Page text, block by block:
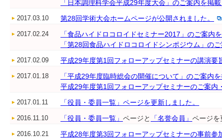
「日本調理科学会平成29年度大会」のご案内を掲
2017.03.10 第28回学術大会ホームページが公開されました。
2017.02.24
「食品ハイドロコロイドセミナー2017」のご案内
「第28回食品ハイドロコロイドシンポジウム」の
2017.02.09 平成29年度第1回フォローアップセミナーの講演要
2017.01.18
「平成29年度臨時総会の開催について」のご案内
平成29年度第1回フォローアップセミナーのご案内
2017.01.11 「役員・委員一覧」ページを更新しました。
2016.11.10 「役員・委員一覧」 ページと 「名誉会員」 ページを
2016.10.21
平成28年度第3回フォローアップセミナーの事前